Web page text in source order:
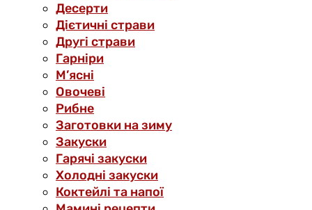
Десерти
Дієтичні страви
Другі страви
Гарніри
М’ясні
Овочеві
Рибне
Заготовки на зиму
Закуски
Гарячі закуски
Холодні закуски
Коктейлі та напої